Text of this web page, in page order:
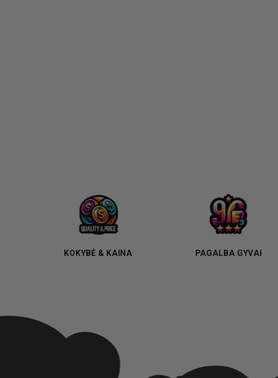
KOKYBĖ & KAINA PAGALBA GYVAI